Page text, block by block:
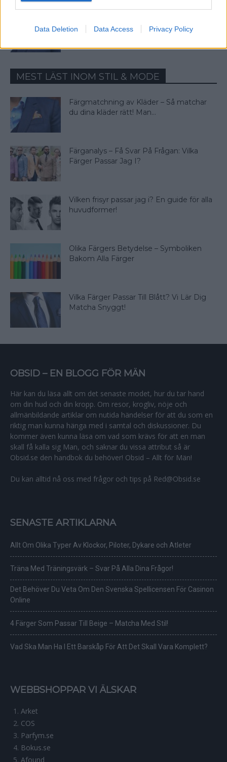
Data Deletion Data Access Privacy Policy
du dina kläder rätt! Man...
MEST LÄST INOM STIL & MODE
Färgmatchning av Kläder – Så matchar
du dina kläder rätt! Man...
Färganalys – Få Svar På Frågan: Vilka
Färger Passar Jag I?
Vilken frisyr passar jag i? En guide för alla
huvudformer!
Olika Färgers Betydelse – Symboliken
Bakom Alla Färger
Vilka Färger Passar Till Blått? Vi Lär Dig
Matcha Snyggt!
OBSID – EN BLOGG FÖR MÄN
Här kan du läsa allt om det senaste modet, hur du tar hand
om din hud och din kropp. Om resor, krogliv, nöje och
allmänbildande artiklar om nutida händelser för att du som en
riktig man kunna hänga med i samtal och diskussioner. Du
kommer även kunna läsa om vad som krävs för att en man
skall få kalla sig Man, och saknar du vissa attribut så är
Obsid.se den handbok du behöver! Obsid – Allt för Män!
Du kan alltid nå oss med frågor och tips på Red@Obsid.se
SENASTE ARTIKLARNA
Allt Om Olika Typer Av Klockor, Piloter, Dykare och Atleter
Träna Med Träningsvärk – Svar På Alla Dina Frågor!
Det Behöver Du Veta Om Den Svenska Spellicensen För Casinon
Online
4 Färger Som Passar Till Beige – Matcha Med Stil!
Vad Ska Man Ha I Ett Barskåp För Att Det Skall Vara Komplett?
WEBBSHOPPAR VI ÄLSKAR
Arket
COS
Parfym.se
Bokus.se
Afound